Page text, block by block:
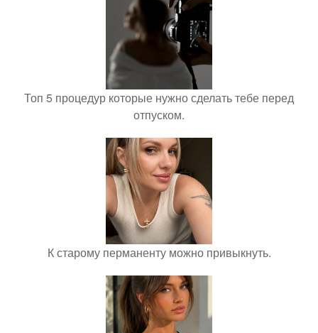
Топ 5 процедур которые нужно сделать тебе перед
отпуском.
К старому перманенту можно привыкнуть.